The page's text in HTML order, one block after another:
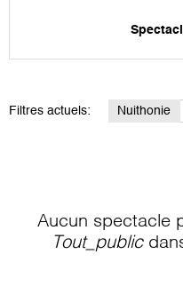
Filtres actuels: Nuithonie
Aucun spectacle
Tout_public